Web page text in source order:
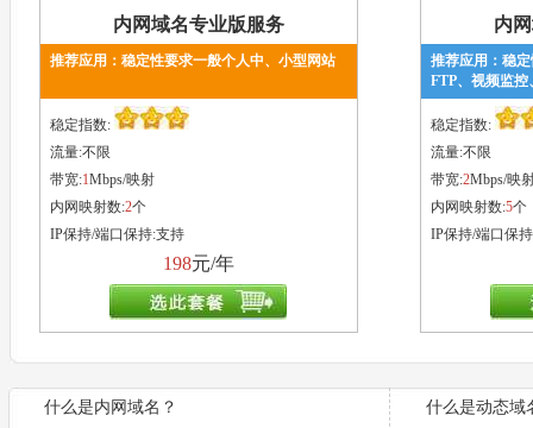
内网域名专业版服务
推荐应用：稳定性要求一般个人中、小型网站
稳定指数:
流量:不限
带宽:1Mbps/映射
内网映射数:2个
IP保持/端口保持:支持
198元/年
内
推荐应用：稳
FTP、视频监控
稳定指数:
流量:不限
带宽:2Mbps/映
内网映射数:5个
IP保持/端口保
什么是内网域名？ 什么是动态域